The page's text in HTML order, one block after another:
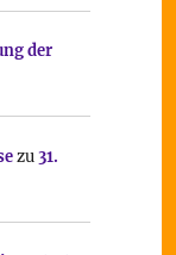
der
zu31.